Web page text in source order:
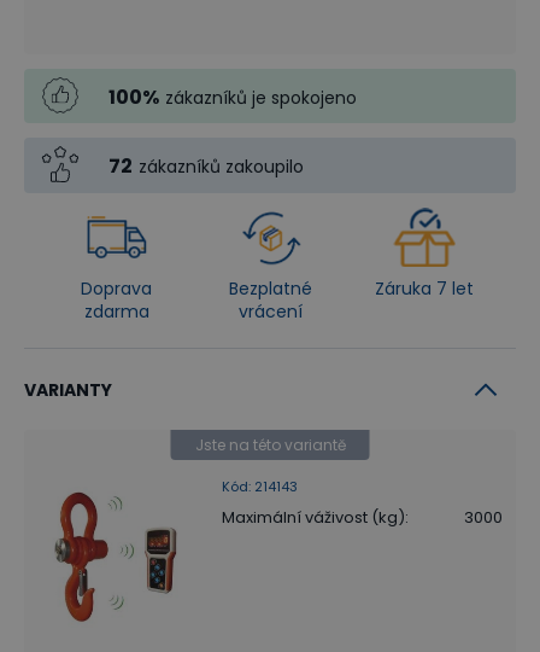
100% zákazníků je spokojeno
72 zákazníků zakoupilo
Doprava
zdarma
Bezplatné
vrácení
Záruka 7 let
VARIANTY
Kód: 214143
Jste na této variantě
Maximální váživost (kg): 3000